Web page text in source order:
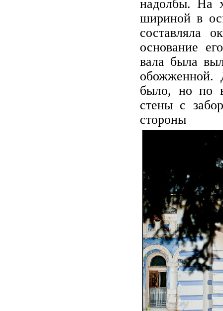
надолбы. На
шириной в
составляла
основание
вала была
обожженной.
было, но по
стены с